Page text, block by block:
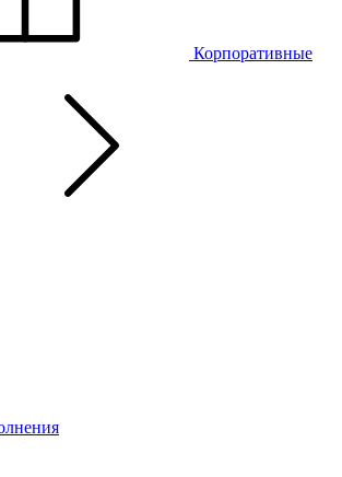
Корпоративные